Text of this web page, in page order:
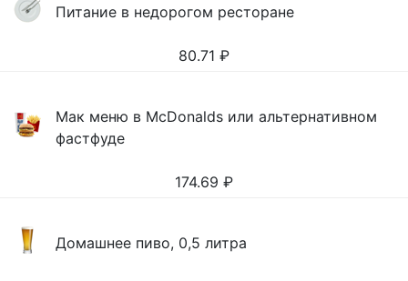
Питание в недорогом ресторане
80.71 ₽
Мак меню в McDonalds или альтернативном
фастфуде
174.69 ₽
Домашнее пиво, 0,5 литра